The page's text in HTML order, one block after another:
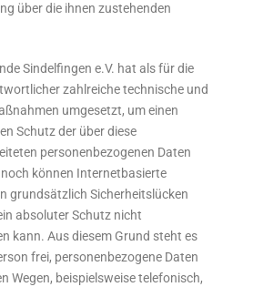
über die ihnen zustehenden
Sindelfingen e.V. hat als für die
zahlreiche technische und
umgesetzt, um einen
Schutz der über diese
personenbezogenen Daten
können Internetbasierte
grundsätzlich Sicherheitslücken
absoluter Schutz nicht
kann. Aus diesem Grund steht es
frei, personenbezogene Daten
Wegen, beispielsweise telefonisch,